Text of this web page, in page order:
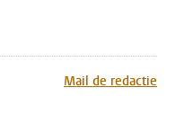
MastodonMail de redactie